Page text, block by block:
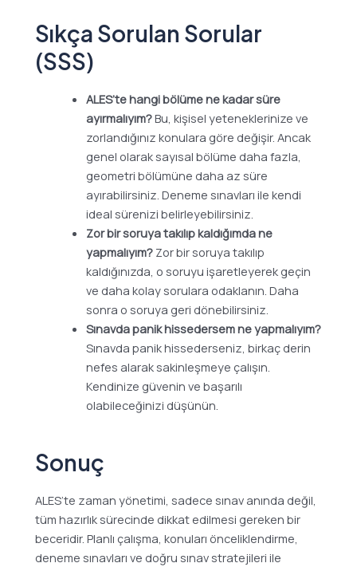
Sıkça Sorulan Sorular
(SSS)
ALES’te hangi bölüme ne kadar süre
ayırmalıyım?Bu, kişisel yeteneklerinize ve
zorlandığınız konulara göre değişir. Ancak
genel olarak sayısal bölüme daha fazla,
geometri bölümüne daha az süre
ayırabilirsiniz. Deneme sınavları ile kendi
ideal sürenizi belirleyebilirsiniz.
Zor bir soruya takılıp kaldığımda ne
yapmalıyım?Zor bir soruya takılıp
kaldığınızda, o soruyu işaretleyerek geçin
ve daha kolay sorulara odaklanın. Daha
sonra o soruya geri dönebilirsiniz.
Sınavda panik hissedersem ne yapmalıyım?
Sınavda panik hissederseniz, birkaç derin
nefes alarak sakinleşmeye çalışın.
Kendinize güvenin ve başarılı
olabileceğinizi düşünün.
Sonuç
ALES’te zaman yönetimi, sadece sınav anında değil,
tüm hazırlık sürecinde dikkat edilmesi gereken bir
beceridir. Planlı çalışma, konuları önceliklendirme,
deneme sınavları ve doğru sınav stratejileri ile